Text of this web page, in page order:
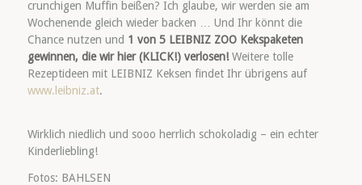
crunchigen Muffin beißen? Ich glaube, wir werden sie am
Wochenende gleich wieder backen … Und Ihr könnt die
Chance nutzen und 1 von 5 LEIBNIZ ZOO Kekspaketen
gewinnen, die wir hier (KLICK!)verlosen!Weitere tolle
Rezeptideen mit LEIBNIZ Keksen findet Ihr übrigens auf
www.leibniz.at.
Wirklich niedlich und sooo herrlich schokoladig – ein echter
Kinderliebling!
Fotos: BAHLSEN